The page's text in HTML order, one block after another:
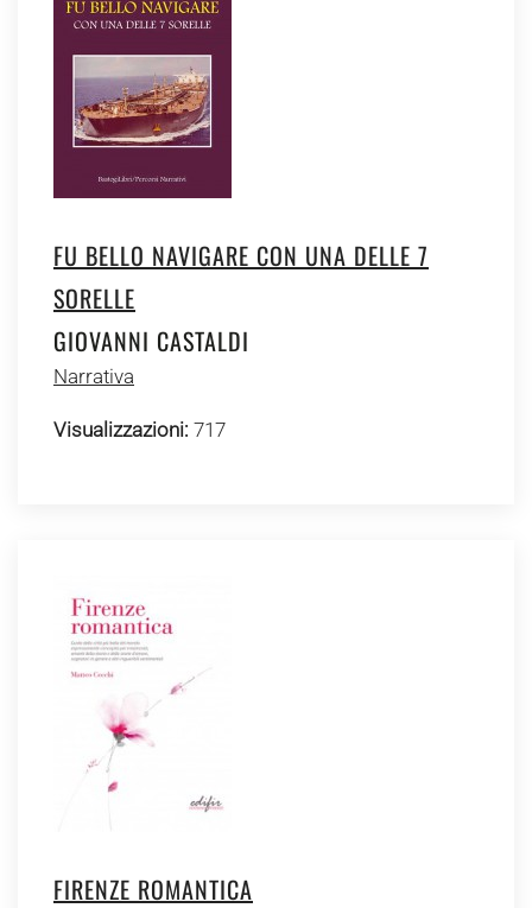
FU BELLO NAVIGARE CON UNA DELLE 7
SORELLE
GIOVANNI CASTALDI
Narrativa
Visualizzazioni: 717
FIRENZE ROMANTICA